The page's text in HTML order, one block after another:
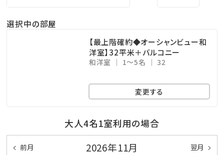
□無料の展望大浴場
マリンスポーツやレジャーで 疲れた身体をのんびり
休めることのできる広々空間。
ここからも美しい海を眺めることができます！
※ご利用時間…06：00～10：00／15：00～24：00
※温泉ではございません
★☆観光情報☆★
●那覇空港まで、車で約1.5時間
選択中の部屋
【最上階確約◆オーシャンビュー和
洋室】32平米＋バルコニー
和洋室 1～5名 32
変更する
大人4名1室利用の場合
前月 2026年11月 翌月